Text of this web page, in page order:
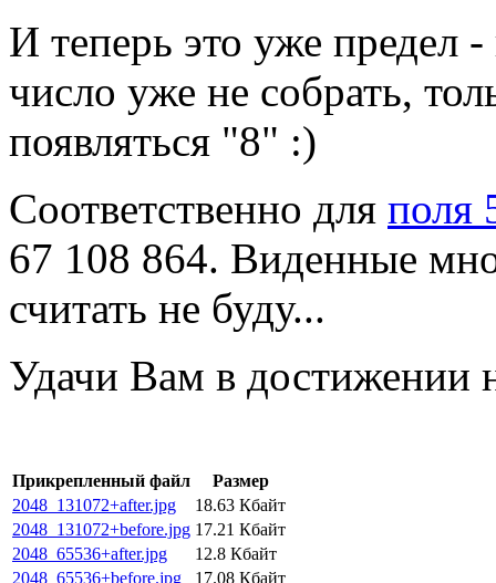
И теперь это уже предел
число уже не собрать,
появляться "8" :)
Соответственно для поля
67 108 864. Виденные
считать не буду...
Удачи Вам в достижении
Прикрепленный файл
Размер
2048_131072+after.jpg
18.63 Кбайт
2048_131072+before.jpg 17.21 Кбайт
2048_65536+after.jpg
12.8 Кбайт
2048_65536+before.jpg
17.08 Кбайт